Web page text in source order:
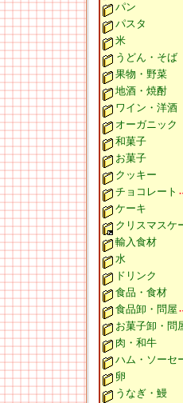
パン
パスタ
米
うどん・そば
果物・野菜
地酒・焼酎
ワイン・洋酒
オーガニック
和菓子
お菓子
クッキー
チョコレート
ケーキ
クリスマスケ
輸入食材
水
ドリンク
食品・食材
食品卸・問屋
お菓子卸・問
肉・和牛
ハム・ソーセ
卵
うなぎ・鰻